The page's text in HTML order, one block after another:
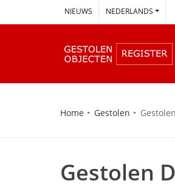
NIEUWS NEDERLANDS
Home Gestolen
Gestolen